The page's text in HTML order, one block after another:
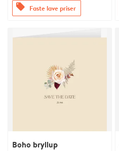
offers Faste lave priser
Boho bryllup